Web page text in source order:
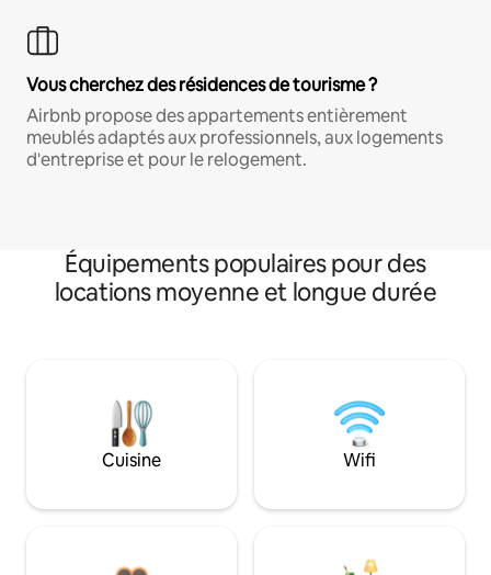
Vous cherchez des résidences de tourisme ?
Airbnb propose des appartements entièrement
meublés adaptés aux professionnels, aux logements
d'entreprise et pour le relogement.
Équipements populaires pour des
locations moyenne et longue durée
Cuisine Wifi